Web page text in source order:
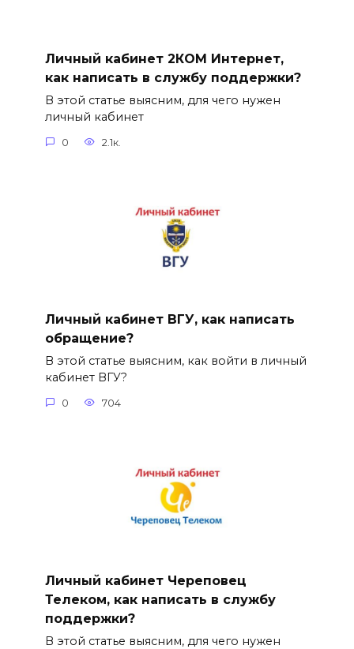
Личный кабинет 2КОМ Интернет,
как написать в службу поддержки?
В этой статье выясним, для чего нужен
личный кабинет
0 2.1к.
Личный кабинет ВГУ, как написать
обращение?
В этой статье выясним, как войти в личный
кабинет ВГУ?
0 704
Личный кабинет Череповец
Телеком, как написать в службу
поддержки?
В этой статье выясним, для чего нужен